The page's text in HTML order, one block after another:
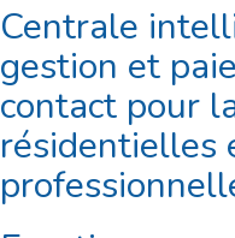
Centrale
gestion et
contact pour
résidentielles